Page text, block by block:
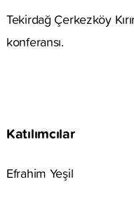
Tekirdağ Çerkezköy
konferansı.
Katılımcılar
Efrahim Yeşil